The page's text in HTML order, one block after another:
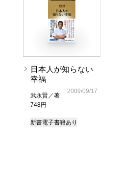
日本人が知らない
幸福
武永賢／著
748円
2009/09/17
新書電子書籍あり